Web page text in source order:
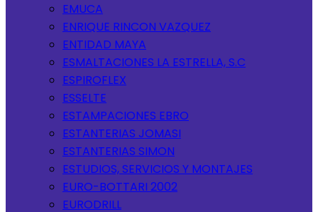
EMUCA
ENRIQUE RINCON VAZQUEZ
ENTIDAD MAYA
ESMALTACIONES LA ESTRELLA, S.C
ESPIROFLEX
ESSELTE
ESTAMPACIONES EBRO
ESTANTERIAS JOMASI
ESTANTERIAS SIMON
ESTUDIOS, SERVICIOS Y MONTAJES
EURO-BOTTARI 2002
EURODRILL